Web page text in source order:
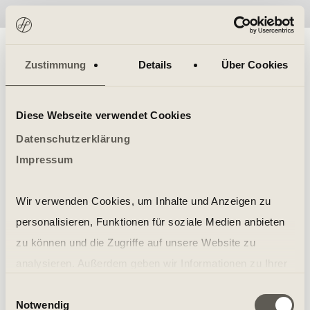
Zustimmung Details Über Cookies
Diese Webseite verwendet Cookies
Datenschutzerklärung
Impressum
Wir verwenden Cookies, um Inhalte und Anzeigen zu
personalisieren, Funktionen für soziale Medien anbieten
zu können und die Zugriffe auf unsere Website zu
soziale Medien, Werbung und Analysen weiter. Unsere
Notwendig